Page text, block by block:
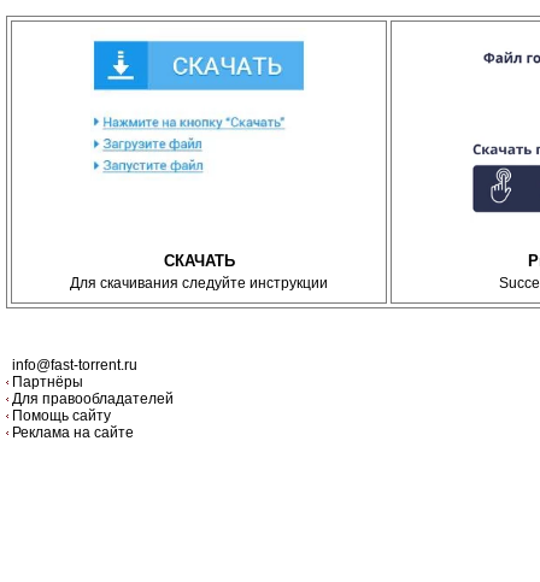
СКАЧАТЬ
Для скачивания следуйте инструкции
info@fast-torrent.ru
Партнёры
Для правообладателей
Помощь сайту
Реклама на сайте